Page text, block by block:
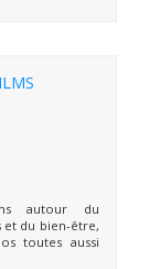
autour du
et du bien-être,
toutes aussi